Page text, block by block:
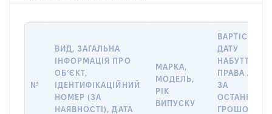
№
ВИД, ЗАГАЛЬНА
ІНФОРМАЦІЯ ПРО
ОБʼЄКТ,
ІДЕНТИФІКАЦІЙНИЙ
НОМЕР (ЗА
НАЯВНОСТІ), ДАТА
МАРКА,
МОДЕЛЬ,
РІК
ВИПУСКУ
ВАРТІСТЬ НА
ДАТУ
НАБУТТЯ
ПРАВА АБО
ЗА
ГРОШОВОЮ